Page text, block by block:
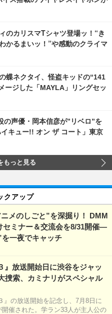
のカリスマTシャツ登場ッ！“き
かるまいッ！”や感動のクライマ
蝶ネクタイ、怪盗キッドの“141
ージした「MAYLA」リングセッ
の声優・岡本信彦が”リベロ”を
キュー!! オン ザ コート」東京
もっと見る
クアップ
メのしごと”を深掘り！ DMM
セミナー＆交流会を8/31開催―
一夜でキャッチ
』放送開始日に渋谷をジャッ
捜索、カミナリがスペシャル
』の放送開始を記念し、7月8日に
催された。学ラン33人が主人公の